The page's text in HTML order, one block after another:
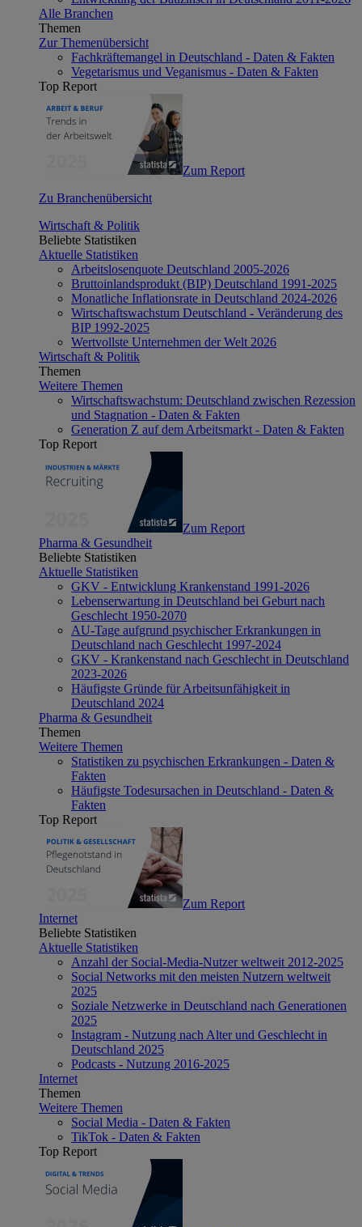
Alle Branchen
Themen
Zur Themenübersicht
Fachkräftemangel in Deutschland - Daten & Fakten
Vegetarismus und Veganismus - Daten & Fakten
Top Report
Zum Report
Zu Branchenübersicht
Wirtschaft & Politik
Beliebte Statistiken
Aktuelle Statistiken
Arbeitslosenquote Deutschland 2005-2026
Bruttoinlandsprodukt (BIP) Deutschland 1991-2025
Monatliche Inflationsrate in Deutschland 2024-2026
Wirtschaftswachstum Deutschland - Veränderung des
BIP 1992-2025
Wertvollste Unternehmen der Welt 2026
Wirtschaft & Politik
Themen
Weitere Themen
Wirtschaftswachstum: Deutschland zwischen Rezession
und Stagnation - Daten & Fakten
Generation Z auf dem Arbeitsmarkt - Daten & Fakten
Top Report
Zum Report
Pharma & Gesundheit
Beliebte Statistiken
Aktuelle Statistiken
GKV - Entwicklung Krankenstand 1991-2026
Lebenserwartung in Deutschland bei Geburt nach
Geschlecht 1950-2070
AU-Tage aufgrund psychischer Erkrankungen in
Deutschland nach Geschlecht 1997-2024
GKV - Krankenstand nach Geschlecht in Deutschland
2023-2026
Häufigste Gründe für Arbeitsunfähigkeit in
Deutschland 2024
Pharma & Gesundheit
Themen
Weitere Themen
Statistiken zu psychischen Erkrankungen - Daten &
Fakten
Häufigste Todesursachen in Deutschland - Daten &
Fakten
Top Report
Zum Report
Internet
Beliebte Statistiken
Aktuelle Statistiken
Anzahl der Social-Media-Nutzer weltweit 2012-2025
Social Networks mit den meisten Nutzern weltweit
2025
Soziale Netzwerke in Deutschland nach Generationen
2025
Instagram - Nutzung nach Alter und Geschlecht in
Deutschland 2025
Podcasts - Nutzung 2016-2025
Internet
Themen
Weitere Themen
Social Media - Daten & Fakten
TikTok - Daten & Fakten
Top Report